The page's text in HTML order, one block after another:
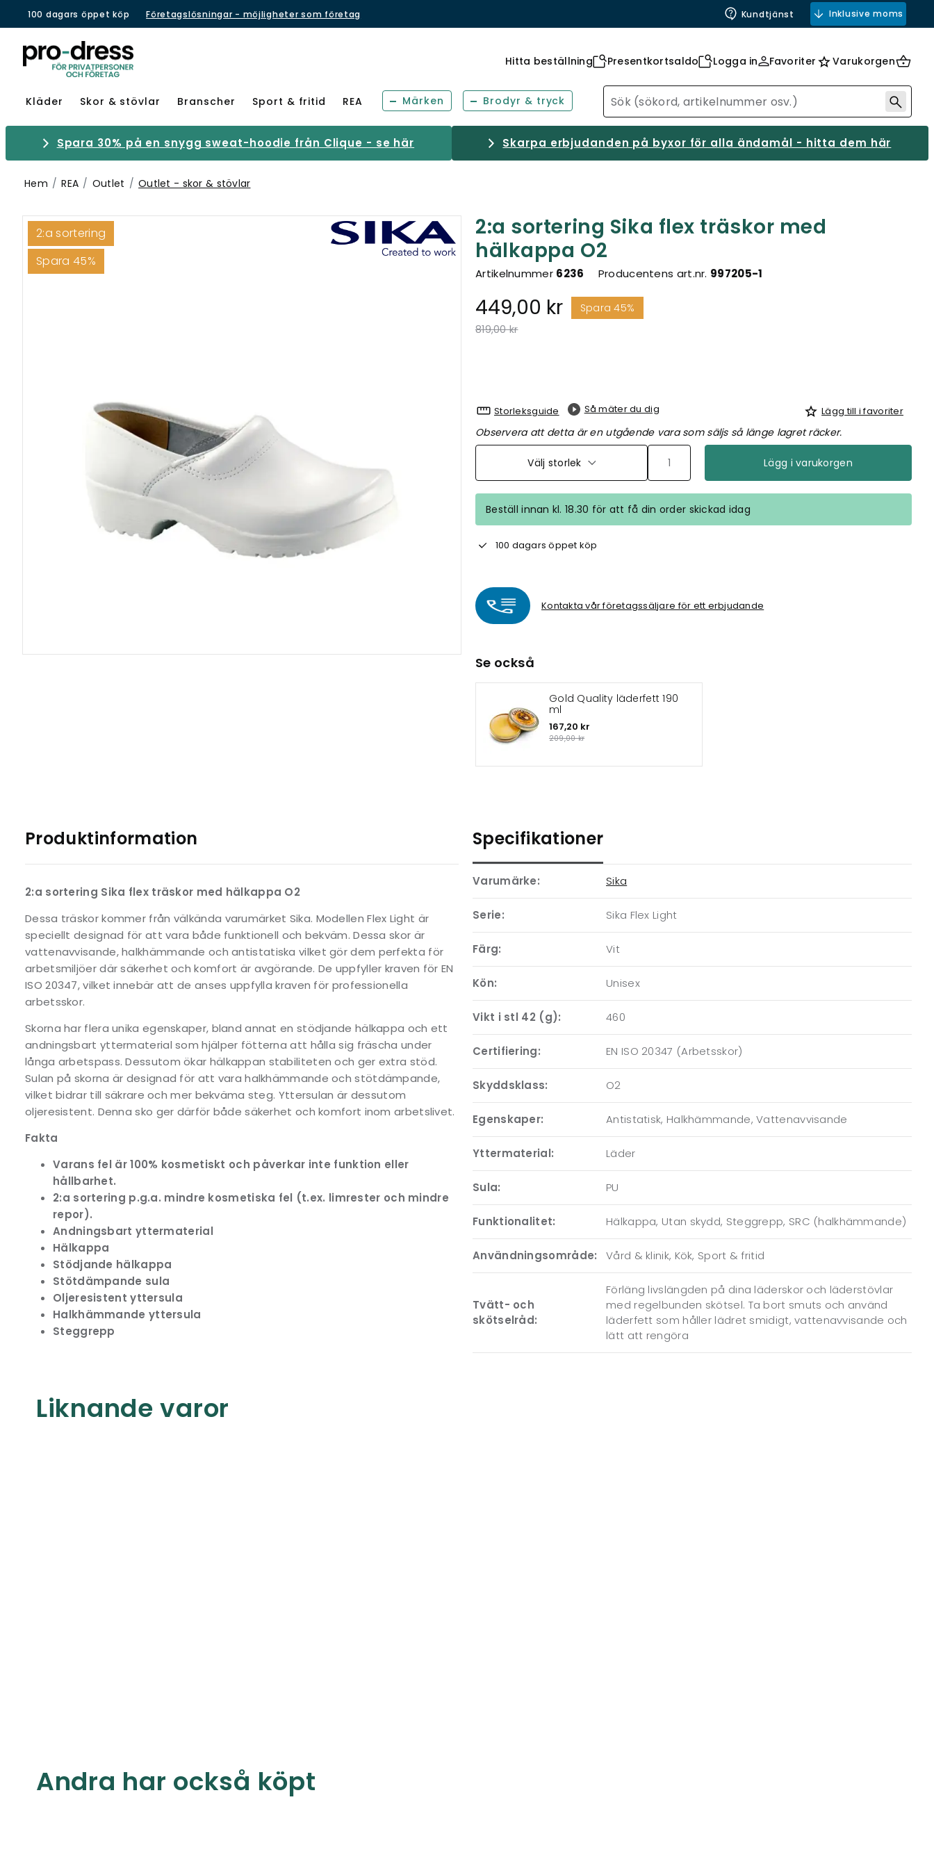
100 dagars öppet köp Företagslösningar - möjligheter som företag Kundtjänst Inklusive moms
Hitta beställning Presentkortsaldo Logga in Favoriter Varukorgen
Kläder Skor & stövlar Branscher Sport & fritid REA Märken Brodyr & tryck
Spara 30% på en snygg sweat-hoodie från Clique - se här Skarpa erbjudanden på byxor för alla ändamål - hitta dem här
Hem REA Outlet Outlet - skor & stövlar
2:a sortering
Spara 45%
2:a sortering Sika flex träskor med
hälkappa O2
Artikelnummer 6236 Producentens art.nr. 997205-1
449,00 kr
Spara 45%
Pris nedsatt från
819,00 krtill
Storleksguide Så mäter du dig Lägg till i favoriter
Observera att detta är en utgående vara som säljs så länge lagret räcker.
Välj storlek Lägg i varukorgen
Beställ innan kl. 18.30 för att få din order skickad idag
100 dagars öppet köp
Kontakta vår företagssäljare för ett erbjudande
Se också
Gold Quality läderfett 190
ml
167,20 kr
209,00 kr
Produktinformation
2:a sortering Sika flex träskor med hälkappa O2
Dessa träskor kommer från välkända varumärket Sika. Modellen Flex Light är
speciellt designad för att vara både funktionell och bekväm. Dessa skor är
vattenavvisande, halkhämmande och antistatiska vilket gör dem perfekta för
arbetsmiljöer där säkerhet och komfort är avgörande. De uppfyller kraven för EN
ISO 20347, vilket innebär att de anses uppfylla kraven för professionella
arbetsskor.
Skorna har flera unika egenskaper, bland annat en stödjande hälkappa och ett
andningsbart yttermaterial som hjälper fötterna att hålla sig fräscha under
långa arbetspass. Dessutom ökar hälkappan stabiliteten och ger extra stöd.
Sulan på skorna är designad för att vara halkhämmande och stötdämpande,
vilket bidrar till säkrare och mer bekväma steg. Yttersulan är dessutom
oljeresistent. Denna sko ger därför både säkerhet och komfort inom arbetslivet.
Fakta
Varans fel är 100% kosmetiskt och påverkar inte funktion eller
hållbarhet.
2:a sortering p.g.a. mindre kosmetiska fel (t.ex. limrester och mindre
repor).
Andningsbart yttermaterial
Hälkappa
Stödjande hälkappa
Stötdämpande sula
Oljeresistent yttersula
Halkhämmande yttersula
Steggrepp
Specifikationer
Varumärke: Sika
Serie: Sika Flex Light
Färg: Vit
Kön: Unisex
Vikt i stl 42 (g): 460
Certifiering: EN ISO 20347 (Arbetsskor)
Skyddsklass: O2
Egenskaper: Antistatisk, Halkhämmande, Vattenavvisande
Yttermaterial: Läder
Sula: PU
Funktionalitet: Hälkappa, Utan skydd, Steggrepp, SRC (halkhämmande)
Användningsområde: Vård & klinik, Kök, Sport & fritid
Tvätt- och
skötselråd:
Förläng livslängden på dina läderskor och läderstövlar
med regelbunden skötsel. Ta bort smuts och använd
läderfett som håller lädret smidigt, vattenavvisande och
lätt att rengöra
Liknande varor
Andra har också köpt